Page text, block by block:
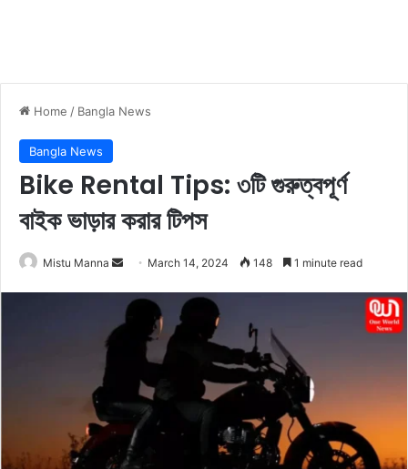
Home / Bangla News
Bangla News
Bike Rental Tips: ৩টি গুরুত্বপূর্ণ
বাইক ভাড়ার করার টিপস
Mistu Manna
n
d
i
March 14, 2024 148 1 minute read